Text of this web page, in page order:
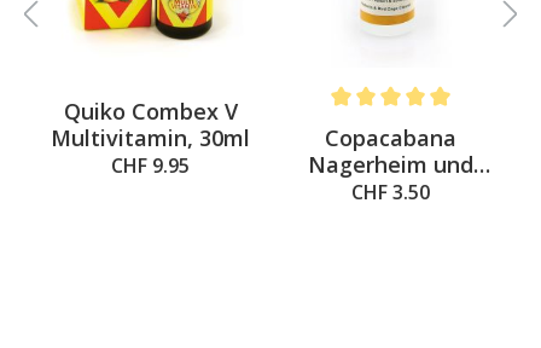
out of 5 starsQuiko Combex V
Multivitamin, 30ml
CHF 9.95
Copacabana
Nagerheim und
Vogelheim Cleaner
CHF 3.50